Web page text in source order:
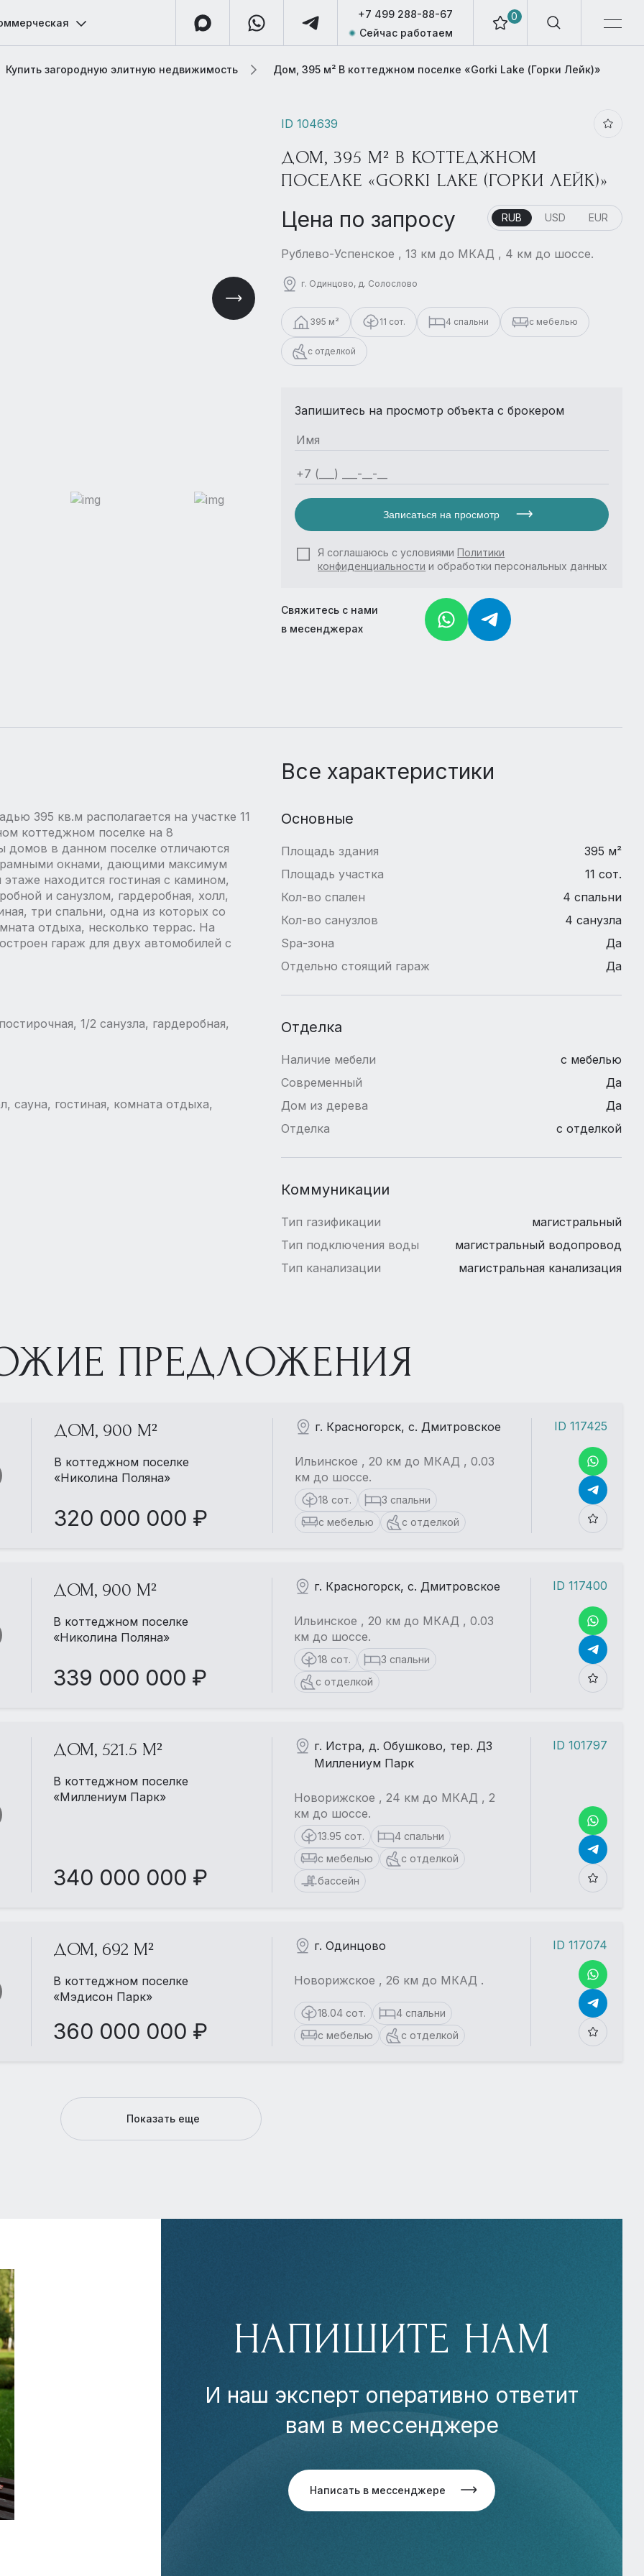
0
+7 499 288-88-67
Сейчас работаем
Купить загородную элитную недвижимость Дом, 395 м² В коттеджном поселке «Gorki Lake (Горки Лейк)»
ID 104639
ДОМ, 395 М² В КОТТЕДЖНОМ
ПОСЕЛКЕ «GORKI LAKE (ГОРКИ ЛЕЙК)»
Цена по запросу RUB USD EUR
Рублево-Успенское , 13 км до МКАД , 4 км до шоссе.
г. Одинцово, д. Солослово
395 м² 11 сот. 4 спальни с мебелью
с отделкой
Запишитесь на просмотр объекта с брокером
Записаться на просмотр
Я соглашаюсь с условиямиПолитики
конфиденциальности и обработки персональных данных
Свяжитесь с нами
в месенджерах
395 кв.м располагается на участке 11
коттеджном поселке на 8
домов в данном поселке отличаются
окнами, дающими максимум
находится гостиная с камином,
и санузлом, гардеробная, холл,
три спальни, одна из которых со
отдыха, несколько террас. На
гараж для двух автомобилей с
1/2 санузла, гардеробная,
сауна, гостиная, комната отдыха,
Все характеристики
Основные
Площадь здания
395 м²
Площадь участка
11 сот.
Кол-во спален
4 спальни
Кол-во санузлов
4 санузла
Spa-зона
Да
Отдельно стоящий гараж
Да
Отделка
Наличие мебели
с мебелью
Современный
Да
Дом из дерева
Да
Отделка
с отделкой
Коммуникации
Тип газификации
магистральный
Тип подключения воды
магистральный водопровод
Тип канализации
магистральная канализация
ПРЕДЛОЖЕНИЯ
ДОМ, 900 М²
В коттеджном поселке
«Николина Поляна»
320 000 000 ₽
г. Красногорск, с. Дмитровское
Ильинское , 20 км до МКАД , 0.03
км до шоссе.
18 сот.
3 спальни
с мебелью
с отделкой
ID 117425
ДОМ, 900 М²
В коттеджном поселке
«Николина Поляна»
339 000 000 ₽
г. Красногорск, с. Дмитровское
Ильинское , 20 км до МКАД , 0.03
км до шоссе.
18 сот.
3 спальни
с отделкой
ID 117400
ДОМ, 521.5 М²
В коттеджном поселке
«Миллениум Парк»
340 000 000 ₽
г. Истра, д. Обушково, тер. ДЗ
Миллениум Парк
Новорижское , 24 км до МКАД , 2
км до шоссе.
13.95 сот.
4 спальни
с мебелью
с отделкой
бассейн
ID 101797
ДОМ, 692 М²
В коттеджном поселке
«Мэдисон Парк»
360 000 000 ₽
г. Одинцово
Новорижское , 26 км до МКАД .
18.04 сот.
4 спальни
с мебелью
с отделкой
ID 117074
Показать еще
НАПИШИТЕ НАМ
И наш эксперт оперативно ответит
вам в мессенджере
Написать в мессенджере